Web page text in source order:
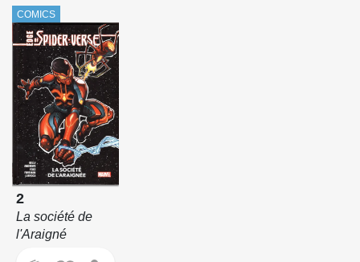
COMICS
2
La société de
l'Araigné